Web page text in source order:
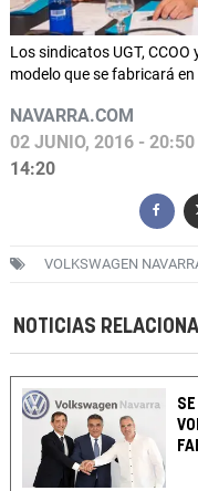
Los sindicatos UGT,
modelo que se fabricará
NAVARRA.COM
02 JUNIO, 2016 - 20:50
14:20
VOLKSWAGEN
NOTICIAS